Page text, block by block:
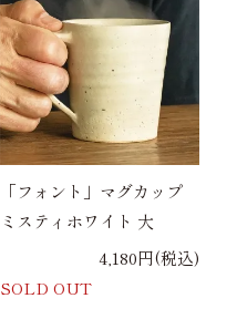
「フォント」マグカップ
ミスティホワイト 大
4,180円(税込)
SOLD OUT